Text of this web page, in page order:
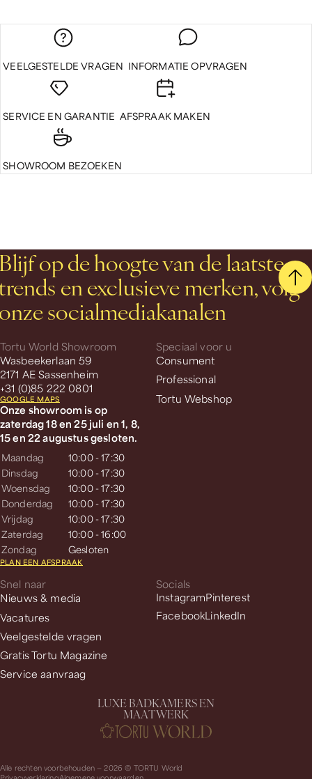
VEELGESTELDE VRAGEN INFORMATIE OPVRAGEN
SERVICE EN GARANTIE AFSPRAAK MAKEN
SHOWROOM BEZOEKEN
op de hoogte van de laatste
en exclusieve merken, volg
socialmediakanalen
Tortu World Showroom
Wasbeekerlaan 59
2171 AE Sassenheim
+31 (0)85 222 0801
GOOGLE MAPS
Onze showroom is op
zaterdag 18 en 25 juli en 1, 8,
15 en 22 augustus gesloten.
Maandag
10:00 - 17:30
Dinsdag
10:00 - 17:30
Woensdag
10:00 - 17:30
Donderdag
10:00 - 17:30
Vrijdag
10:00 - 17:30
Zaterdag
10:00 - 16:00
Zondag
Gesloten
PLAN EEN AFSPRAAK
Speciaal voor u
Consument
Professional
Tortu Webshop
Snel naar
Nieuws & media
Vacatures
Veelgestelde vragen
Gratis Tortu Magazine
Service aanvraag
Socials
InstagramPinterest
FacebookLinkedIn
LUXEBADKAMERSEN
MAATWERK
Alle rechten voorbehouden — 2026 © TORTU World
PrivacyverklaringAlgemene voorwaarden